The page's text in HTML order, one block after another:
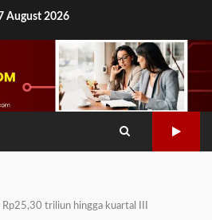
August 2026
triliun hingga kuartal III